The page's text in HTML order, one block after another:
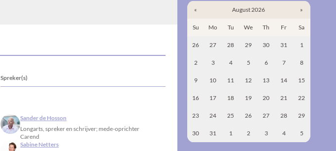
Spreker(s)
Sander de Hosson
Longarts, spreker en schrijver; mede-oprichter
Carend
Sabine Netters
« August 2026 »
Su Mo Tu We Th Fr Sa
26 27 28 29 30 31 1
2 3 4 5 6 7 8
9 10 11 12 13 14 15
16 17 18 19 20 21 22
23 24 25 26 27 28 29
30 31 1 2 3 4 5